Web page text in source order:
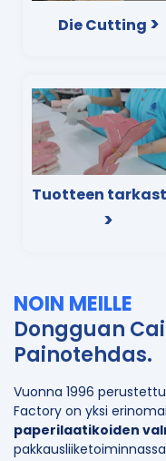
Die Cutting >
Tuotteen
>
NOIN MEILLE
Dongguan
Painotehdas.
Vuonna 1996
Factory on yksi
paperilaatikoiden